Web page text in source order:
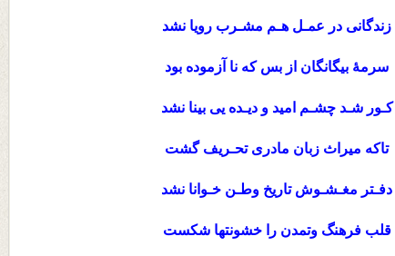
زندگانی در عمـل هـم مشـرب رویا نشد
سرمۀ بیگانگان از بس که نا آزموده بود
کـور شـد چشـم امید و دیـده یی بینا نشد
تاکه میراث زبان مادری تحـریف گشت
دفـتر مغـشـوش تاریخ وطـن خـوانا نشد
قلب فرهنگ وتمدن را خشونتها شکست